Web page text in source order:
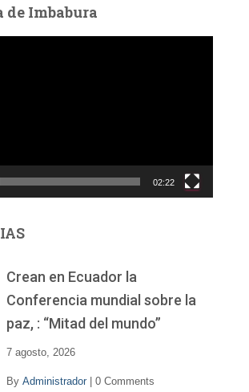
de Imbabura
02:22
Crean en Ecuador la
Conferencia mundial sobre la
paz, : “Mitad del mundo”
7 agosto, 2026
By Administrador 0 Comments